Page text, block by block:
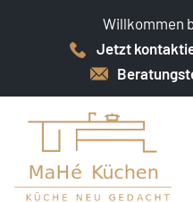
Willkommen
Jetzt